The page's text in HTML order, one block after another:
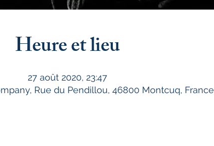
Heure et lieu
27 août 2020, 23:47
Rue du Pendillou, 46800 Montcuq, France